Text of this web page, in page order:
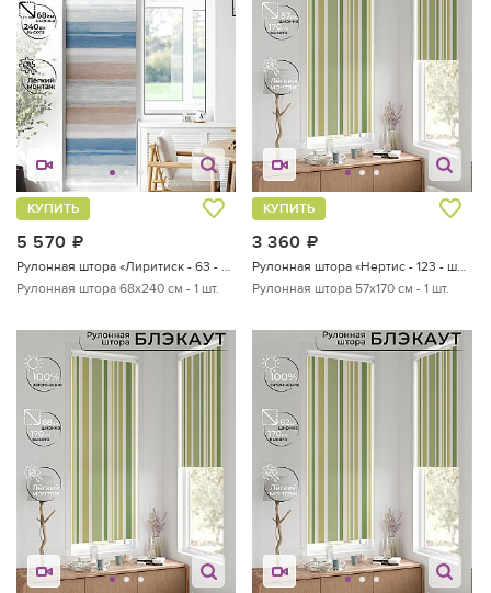
5 570
КУПИТЬ
Рулонная штора «Лиритиск - 63 - ширина 68 см»
Рулонная штора 68х240 см - 1 шт.
3 360
КУПИТЬ
Рулонная штора «Нертис - 123 - ширина 57 см»
Рулонная штора 57х170 см - 1 шт.